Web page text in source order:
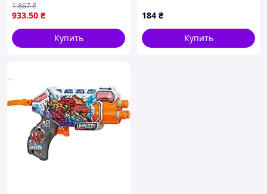
автоматическим набором
воды 550 мл
933.50 ₴
1 867₴
Купить
184 ₴
Купить